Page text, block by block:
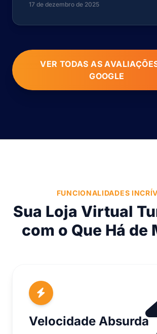
17 de dezembro de 2025
VER TODAS AS
GOOGLE
FUNCIONALIDADES
Sua Loja Virtual
com o Que Há de
Velocidade Absurda